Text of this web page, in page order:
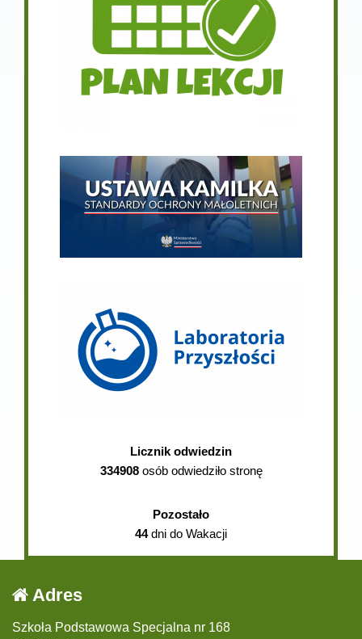
Licznik odwiedzin
334908osób odwiedziło stronę
Pozostało
44dni do Wakacji
Adres
Szkoła Podstawowa Specjalna nr 168